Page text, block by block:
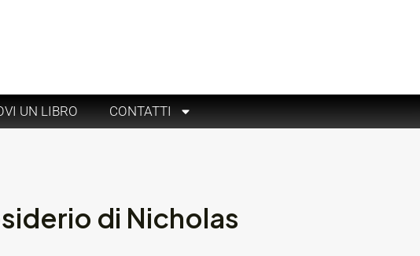
UN LIBRO CONTATTI
di Nicholas